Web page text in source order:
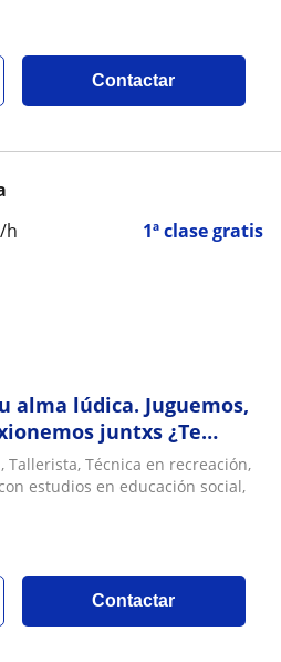
Contactar
/h 1ª clase gratis
alma lúdica. Juguemos,
juntxs ¿Te
Tallerista, Técnica en recreación,
estudios en educación social,
Contactar